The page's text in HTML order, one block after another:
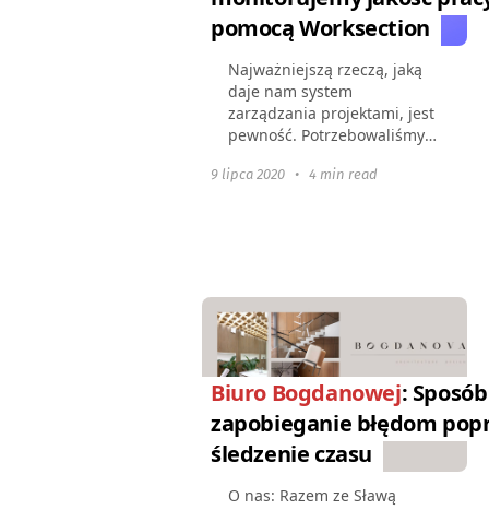
pomocą Worksection
Najważniejszą rzeczą, jaką
daje nam system
zarządzania projektami, jest
pewność. Potrzebowaliśmy
zwięzłym i intuicyjnym
9 lipca 2020 • 4 min read
Biuro Bogdanowej:
zapobieganie błędom
śledzenie czasu
O nas: Razem ze Sławą